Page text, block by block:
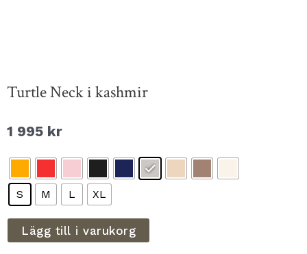
Turtle Neck i kashmir
1 995 kr
S M L XL
Lägg till i varukorg